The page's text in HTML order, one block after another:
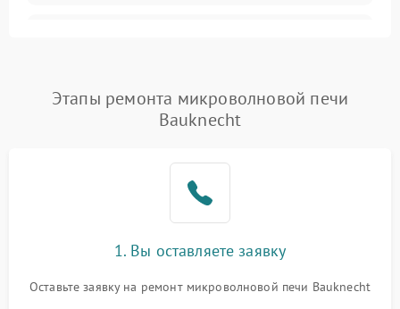
Появление запаха гари Подробнее →
2400 ₽ Подробнее →
Не горит подсветка 2000 ₽
Этапы ремонта микроволновой печи
Bauknecht
1. Вы оставляете заявку
Оставьте заявку на ремонт микроволновой печи Bauknecht